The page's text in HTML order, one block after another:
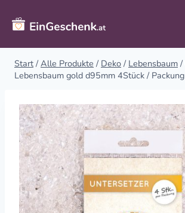
Inhalt
springen
Start / Alle Produkte / Deko / Lebensbaum /
Lebensbaum gold d95mm 4Stück / Packung